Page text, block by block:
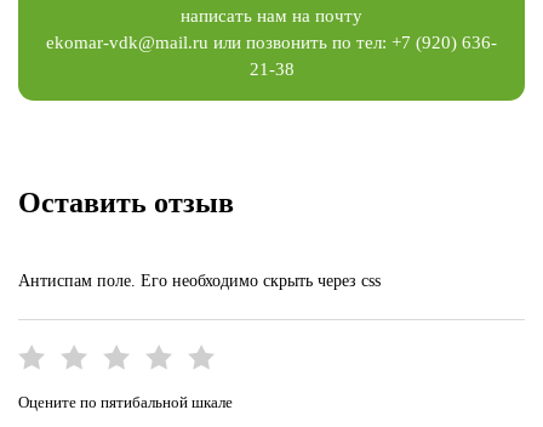
написать нам на почту
ekomar-vdk@mail.ru или позвонить по тел: +7 (920) 636-
21-38
Оставить отзыв
Антиспам поле. Его необходимо скрыть через css
Оцените по пятибальной шкале